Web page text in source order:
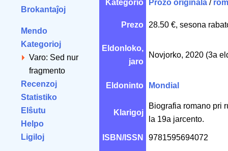
Brokantaĵoj
Mendo
Kategorioj
Varo: Sed nur
fragmento
Recenzoj
Statistiko
Elŝutu
Helpo
Ligiloj
Kategorio Prozo originala /
Prezo 28.50 €, sesona
Eldonloko,
jaro
Novjorko, 2020 (3a
Eldoninto Mondial
Klarigoj
Biografia romano pri
la 19a jarcento.
ISBN/ISSN 9781595694072